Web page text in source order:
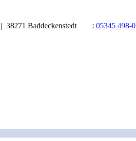
| 38271 Baddeckenstedt : 05345 498-0